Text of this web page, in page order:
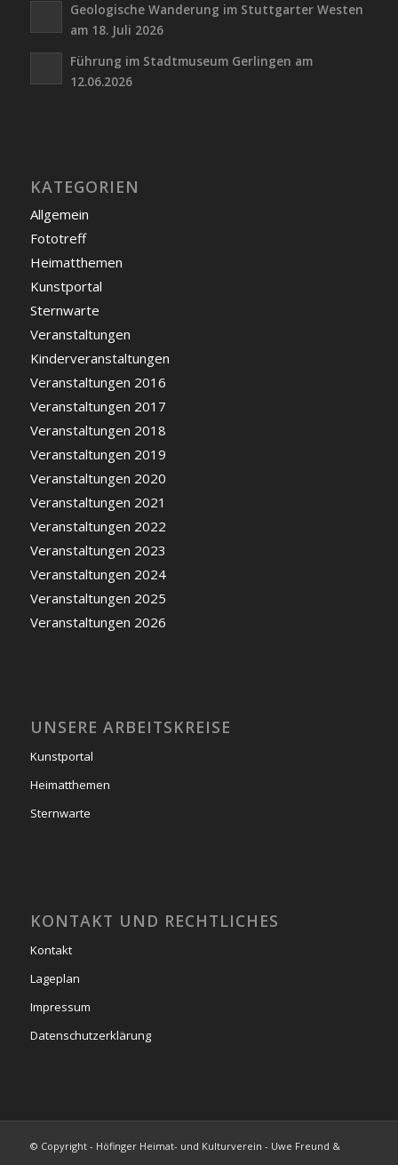
Geologische Wanderung im Stuttgarter Westen
am 18. Juli 2026
Führung im Stadtmuseum Gerlingen am
12.06.2026
KATEGORIEN
Allgemein
Fototreff
Heimatthemen
Kunstportal
Sternwarte
Veranstaltungen
Kinderveranstaltungen
Veranstaltungen 2016
Veranstaltungen 2017
Veranstaltungen 2018
Veranstaltungen 2019
Veranstaltungen 2020
Veranstaltungen 2021
Veranstaltungen 2022
Veranstaltungen 2023
Veranstaltungen 2024
Veranstaltungen 2025
Veranstaltungen 2026
UNSERE ARBEITSKREISE
Kunstportal
Heimatthemen
Sternwarte
KONTAKT UND RECHTLICHES
Kontakt
Lageplan
Impressum
Datenschutzerklärung
© Copyright - Höfinger Heimat- und Kulturverein - Uwe Freund &